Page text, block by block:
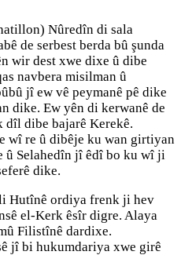
Nûredîn di sala
de serbest berda bû şunda
wir dest xwe dixe û dibe
navbera misilman û
jî ew vê peymanê pê dike
dike. Ew yên di kerwanê de
dibe bajarê Kerekê.
wî re û dibêje ku wan girtiyan
û Selahedîn jî êdî bo ku wî ji
dike.
li Hutînê ordiya frenk ji hev
el-Kerk êsîr digre. Alaya
Filistînê dardixe.
jî bi hukumdariya xwe girê